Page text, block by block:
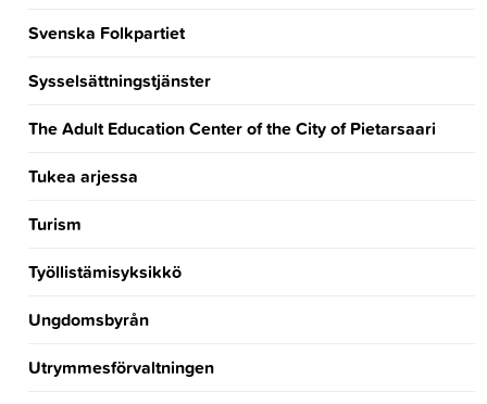
Svenska Folkpartiet
Sysselsättningstjänster
The Adult Education Center of the City of Pietarsaari
Tukea arjessa
Turism
Työllistämisyksikkö
Ungdomsbyrån
Utrymmesförvaltningen